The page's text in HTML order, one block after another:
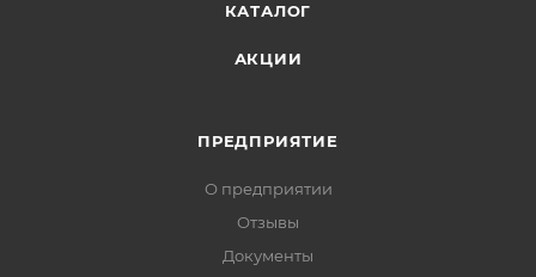
КАТАЛОГ
АКЦИИ
ПРЕДПРИЯТИЕ
О предприятии
Отзывы
Документы